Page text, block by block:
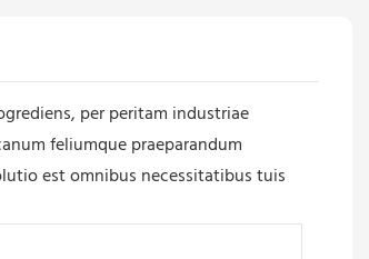
per peritam industriae
feliumque praeparandum
est omnibus necessitatibus tuis